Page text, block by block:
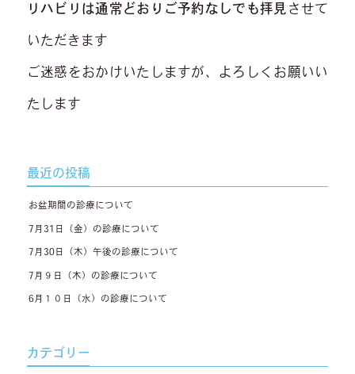
リハビリは通常どおりご予約なしでも拝見 させて
いただきます
ご迷惑をおかけいたしますが、よろしくお願いい
たします
最近の投稿
お盆期間の診療について
7月31日（金）の診療について
7月30日（木）午後の診療について
7月９日（木）の診療について
6月１０日（水）の診療について
カテゴリー